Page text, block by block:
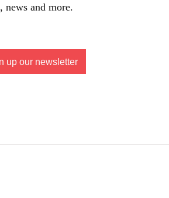
news and more.
up our newsletter